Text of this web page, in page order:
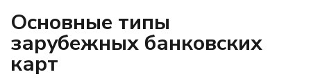
Основные типы
зарубежных банковских
карт